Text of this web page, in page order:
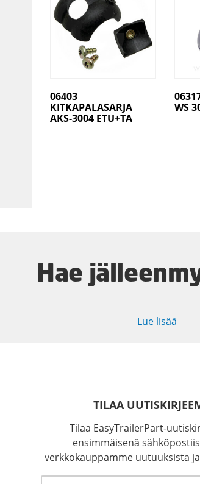
06403
KITKAPALASARJA
AKS-3004 ETU+TA
WS
Hae
Lue lisää
TILAA
Tilaa EasyTrailerPart-
ensimmäisenä
verkkokauppamme uutuuksista